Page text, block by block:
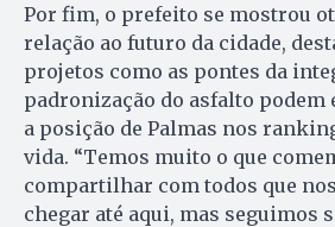
Por fim, o prefeito se mostrou
relação ao futuro da cidade,
projetos como as pontes da
padronização do asfalto podem
a posição de Palmas nos
vida. “Temos muito o que
compartilhar com todos que
chegar até aqui, mas seguimos